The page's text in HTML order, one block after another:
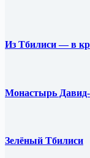
Из Тбилиси — в
Монастырь Давид-
Зелёный Тбилиси